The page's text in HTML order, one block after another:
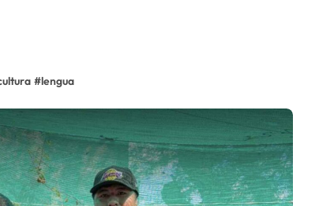
#lengua